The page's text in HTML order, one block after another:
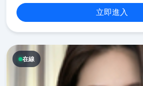
立即進入
在線